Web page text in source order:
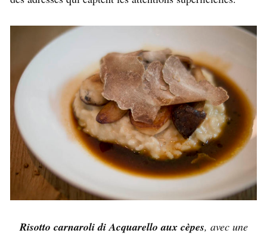
Risotto carnaroli di Acquarello aux cèpes, avec une